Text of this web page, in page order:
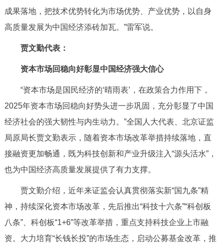
成果落地，把技术优势转化为市场优势、产业优势，以自身
高质量发展为中国经济添砖加瓦。”雷军说。
贾文勤代表：
资本市场回稳向好彰显中国经济强大信心
“资本市场是国民经济的‘晴雨表’，在政策合力作用下，
2025年资本市场回稳向好势头进一步巩固，充分彰显了中国
经济社会的强大韧性与内生动力。”全国人大代表、北京证监
局原局长贾文勤表示，随着资本市场改革举措持续落地，直
接融资更加畅通，既为科技创新和产业升级注入“源头活水”，
也为中国经济高质量发展提供了有力支撑。
贾文勤介绍，近年来证监会认真贯彻落实新“国九条”精
神，持续深化资本市场改革，先后推出“科技十六条”“科创板
八条”、科创板“1+6”等改革举措，重点支持科技企业上市融
资。大力培育“长钱长投”的市场生态，启动公募基金改革，推